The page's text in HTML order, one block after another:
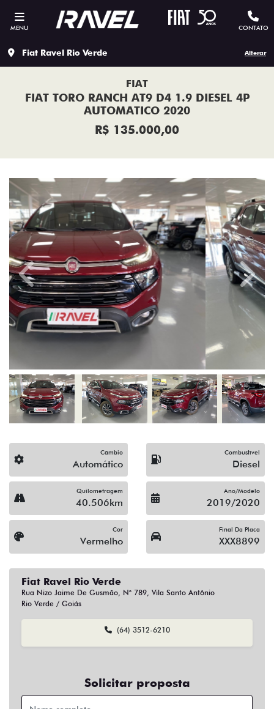
MENU CONTATO
Fiat Ravel Rio Verde Alterar
FIAT
FIAT TORO RANCH AT9 D4 1.9 DIESEL 4P
AUTOMATICO 2020
R$ 135.000,00
Previous Next
Câmbio
Automático
Combustível
Diesel
Quilometragem
40.506km
Ano/Modelo
2019/2020
Cor
Vermelho
Final Da Placa
XXX8899
Fiat Ravel Rio Verde
Rua Nizo Jaime De Gusmão, N° 789, Vila Santo Antônio
Rio Verde / Goiás
(64) 3512-6210
Solicitar proposta